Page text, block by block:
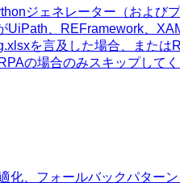
ジェネレーター（および
、REFramework、
を言及した場合、または
の場合のみスキップしてく
、フォールバックパター